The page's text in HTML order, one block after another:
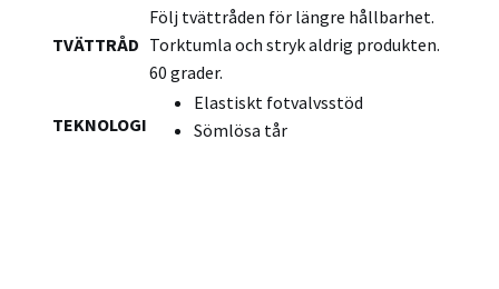
TVÄTTRÅD
Följ tvättråden för längre hållbarhet.
Torktumla och stryk aldrig produkten.
60 grader.
TEKNOLOGI
Elastiskt fotvalvsstöd
Sömlösa tår